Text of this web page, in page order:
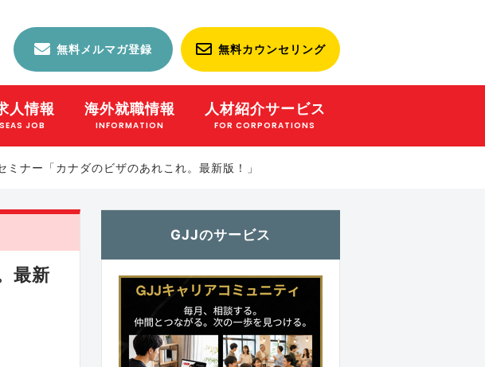
無料メルマガ登録 無料カウンセリング
人情報
JOB
海外就職情報
INFORMATION
人材紹介サービス
FOR CORPORATIONS
ミナー「カナダのビザのあれこれ。最新版！」
最新
GJJのサービス